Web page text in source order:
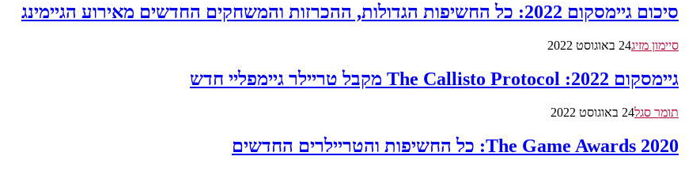
סיכום גיימסקום 2022: כל החשיפות הגדולות, ההכרזות והמשחקים החדשים מאירוע הגיימינג
סיימון מזיג24 באוגוסט 2022
גיימסקום 2022: The Callisto Protocol מקבל טריילר גיימפליי חדש
תומר סגל24 באוגוסט 2022
The Game Awards 2020: כל החשיפות והטריילרים החדשים